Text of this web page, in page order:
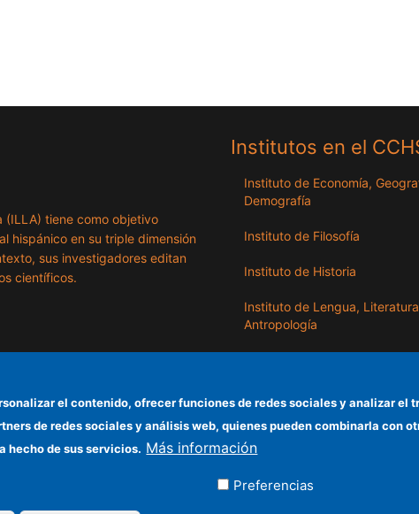
(ILLA) tiene como objetivo
hispánico en su triple dimensión
sus investigadores editan
científicos.
Institutos en el
Instituto de Economía,
Demografía
Instituto de Filosofía
Instituto de Historia
Instituto de Lengua,
Antropología
Próximo
Instituto de Políticas y Bienes
Públicos
el contenido, ofrecer funciones de redes sociales y analizar
de redes sociales y análisis web, quienes pueden combinarla con
hecho de sus servicios. Más información
Preferencias